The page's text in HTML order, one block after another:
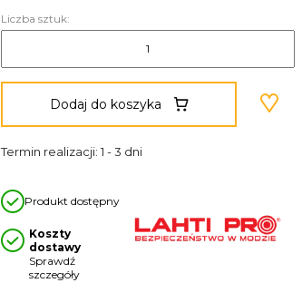
Liczba sztuk:
Dodaj do koszyka
Termin realizacji: 1 - 3 dni
Produkt dostępny
Koszty
dostawy
Sprawdź
szczegóły